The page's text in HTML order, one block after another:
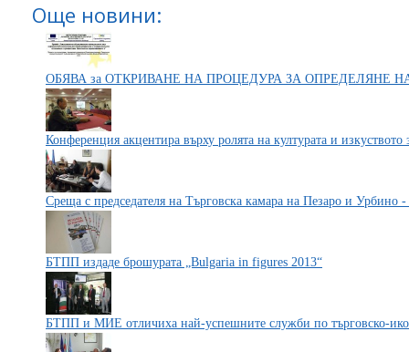
Още новини:
ОБЯВА за ОТКРИВАНЕ НА ПРОЦЕДУРА ЗА ОПРЕДЕЛЯНЕ
Конференция акцентира върху ролята на културата и
Среща с председателя на Търговска камара на Пезаро и Урбино
БТПП издаде брошурата „Bulgaria in figures 2013“
БТПП и МИЕ отличиха най-успешните служби по търговско-